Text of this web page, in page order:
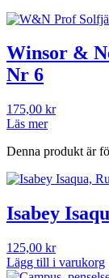
Winsor &
Nr 6
175,00 kr
Läs mer
Denna produkt är
Isabey
125,00 kr
Lägg till i varukorg